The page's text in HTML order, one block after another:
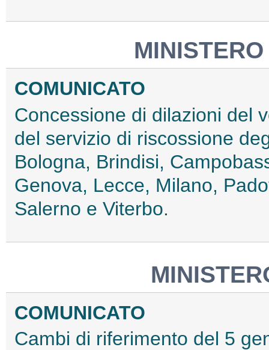
COMUNICATO
Concessione di dilazioni del
del servizio di riscossione
Bologna, Brindisi,
Genova, Lecce, Milano,
Salerno e Viterbo.
COMUNICATO
Cambi di riferimento del 5